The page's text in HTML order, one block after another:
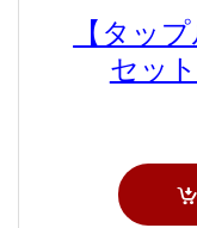
【タッ
セッ